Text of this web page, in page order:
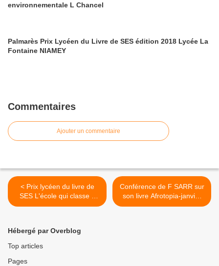
environnementale L Chancel
Palmarès Prix Lycéen du Livre de SES édition 2018 Lycée La
Fontaine NIAMEY
Commentaires
Ajouter un commentaire
< Prix lycéen du livre de
SES L'école qui classe J
Cayouette Remblière
Conférence de F SARR sur
son livre Afrotopia-janvier
2017 Université de NIAMEY
Hébergé par Overblog
Top articles
Pages